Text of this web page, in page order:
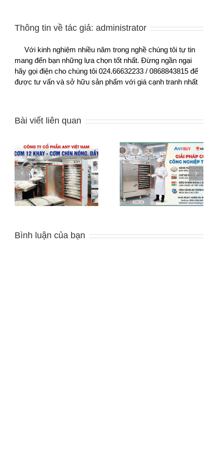
Thông tin về tác giả: administrator
Với kinh nghiệm nhiều năm trong nghề chúng tôi tự tin
mang đến bạn những lựa chọn tốt nhất. Đừng ngần ngại
hãy gọi điện cho chúng tôi 024.66632233 / 0868843815 để
được tư vấn và sở hữu sản phẩm với giá cạnh tranh nhất
Bài viết liên quan
[Tủ Cơm 24 Khay]
Giải Pháp Cơm Công
Nghiệp Tối Ưu
Tủ Diệt Khuẩn: Giải
Pháp Vệ Sinh Toàn
Diện
Bình luận của bạn